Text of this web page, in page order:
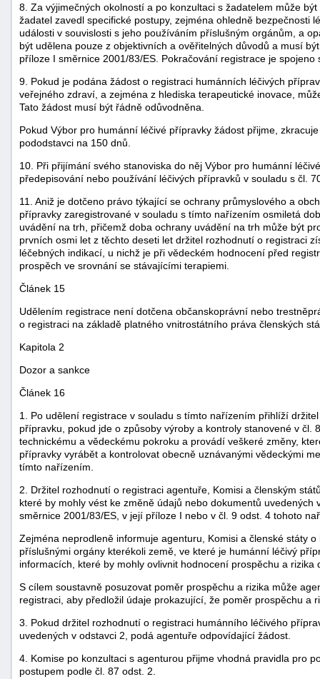
8. Za výjimečných okolností a po konzultaci s žadatelem může
žadatel zavedl specifické postupy, zejména ohledně bezpečnosti
události v souvislosti s jeho používáním příslušným orgánům, a
být udělena pouze z objektivních a ověřitelných důvodů a musí
příloze I směrnice 2001/83/ES. Pokračování registrace je
9. Pokud je podána žádost o registraci humánních léčivých
veřejného zdraví, a zejména z hlediska terapeutické inovace,
Tato žádost musí být řádně odůvodněna.
Pokud Výbor pro humánní léčivé přípravky žádost přijme,
pododstavci na 150 dnů.
10. Při přijímání svého stanoviska do něj Výbor pro humánní
předepisování nebo používání léčivých přípravků v souladu s čl.
11. Aniž je dotčeno právo týkající se ochrany průmyslového a
přípravky zaregistrované v souladu s tímto nařízením osmiletá
uvádění na trh, přičemž doba ochrany uvádění na trh může být
prvních osmi let z těchto deseti let držitel rozhodnutí o registraci
léčebných indikací, u nichž je při vědeckém hodnocení před
prospěch ve srovnání se stávajícími terapiemi.
Článek 15
Udělením registrace není dotčena občanskoprávní nebo
o registraci na základě platného vnitrostátního práva členských
Kapitola 2
Dozor a sankce
Článek 16
1. Po udělení registrace v souladu s tímto nařízením přihlíží
přípravku, pokud jde o způsoby výroby a kontroly stanovené v čl.
technickému a vědeckému pokroku a provádí veškeré změny,
přípravky vyrábět a kontrolovat obecně uznávanými vědeckými
tímto nařízením.
2. Držitel rozhodnutí o registraci agentuře, Komisi a členským
které by mohly vést ke změně údajů nebo dokumentů
směrnice 2001/83/ES, v její příloze I nebo v čl. 9 odst. 4 tohoto
Zejména neprodleně informuje agenturu, Komisi a členské státy
příslušnými orgány kterékoli země, ve které je humánní léčivý
informacích, které by mohly ovlivnit hodnocení prospěchu a
S cílem soustavně posuzovat poměr prospěchu a rizika může
registraci, aby předložil údaje prokazující, že poměr prospěchu a
3. Pokud držitel rozhodnutí o registraci humánního léčivého
uvedených v odstavci 2, podá agentuře odpovídající žádost.
4. Komise po konzultaci s agenturou přijme vhodná pravidla pro
postupem podle čl. 87 odst. 2.